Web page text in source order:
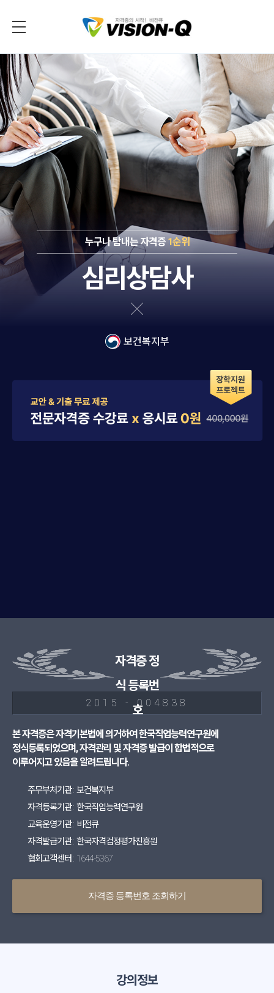
누구나 탐내는 자격증 1순위
심리상담사
보건복지부
자격증 정
식 등록번
호
2015 - 004838
본 자격증은 자격기본법에 의거하여 한국직업능력연구원에
정식등록되었으며, 자격관리 및 자격증 발급이 합법적으로
이루어지고 있음을 알려드립니다.
주무부처기관 : 보건복지부
자격등록기관 : 한국직업능력연구원
교육운영기관 : 비전큐
자격발급기관 : 한국자격검정평가진흥원
협회고객센터 : 1644-5367
자격증 등록번호 조회하기
강의정보